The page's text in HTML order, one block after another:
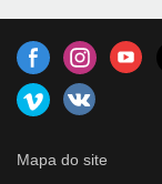
Mapa do site